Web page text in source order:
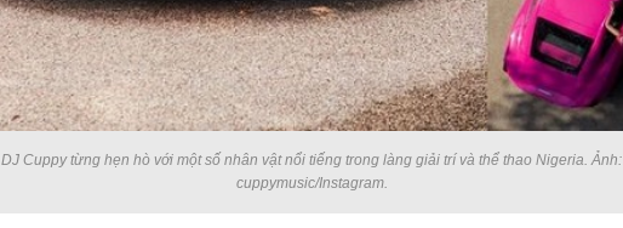
DJ Cuppy từng hẹn hò với một số nhân vật nổi tiếng trong làng giải trí và thể thao Nigeria. Ảnh:
cuppymusic/Instagram.